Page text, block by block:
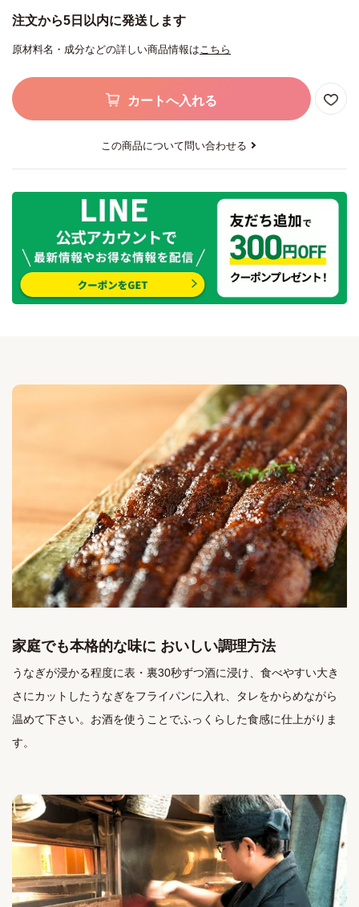
注文から5日以内に発送します
原材料名・成分などの詳しい商品情報はこちら
カートへ入れる
この商品について問い合わせる
家庭でも本格的な味に おいしい調理方法
うなぎが浸かる程度に表・裏30秒ずつ酒に浸け、食べやすい大き
さにカットしたうなぎをフライパンに入れ、タレをからめながら
温めて下さい。お酒を使うことでふっくらした食感に仕上がりま
す。